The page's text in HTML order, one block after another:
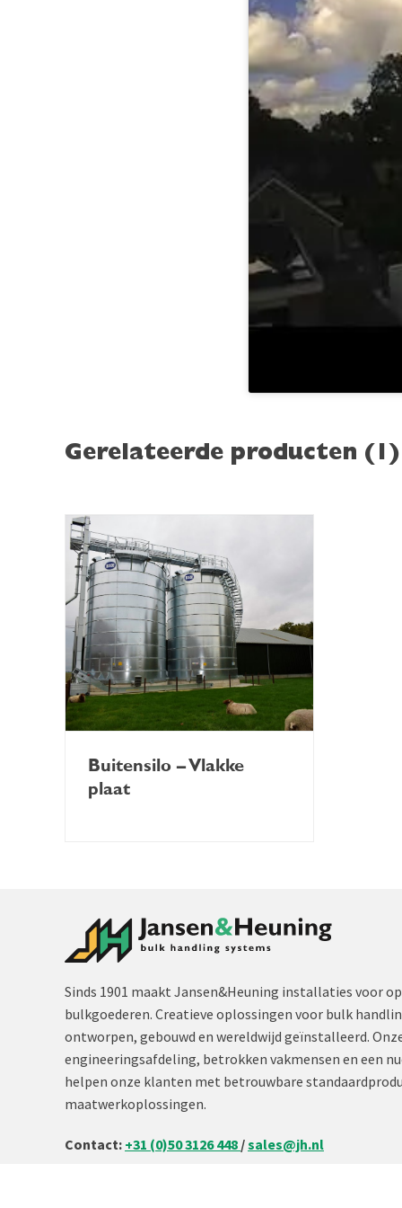
Gerelateerde producten (1)
Buitensilo – Vlakke
plaat
Sinds 1901 maakt Jansen&Heuning installaties voor
bulkgoederen. Creatieve oplossingen voor bulk
ontworpen, gebouwd en wereldwijd geïnstalleerd.
engineeringsafdeling, betrokken vakmensen en een
helpen onze klanten met betrouwbare
maatwerkoplossingen.
Contact: +31 (0)50 3126 448 /sales@jh.nl